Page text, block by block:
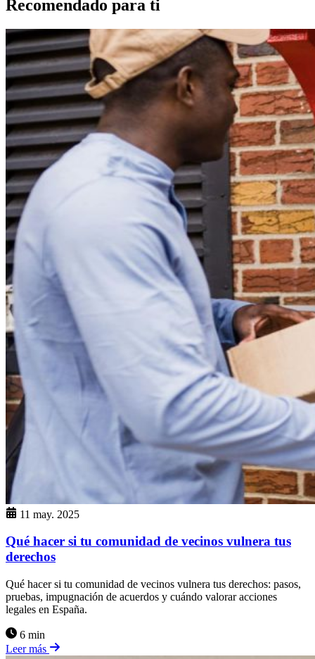
Recomendado para ti
11 may. 2025
Qué hacer si tu comunidad de vecinos vulnera tus
derechos
Qué hacer si tu comunidad de vecinos vulnera tus derechos: pasos,
pruebas, impugnación de acuerdos y cuándo valorar acciones
legales en España.
6 min
Leer más